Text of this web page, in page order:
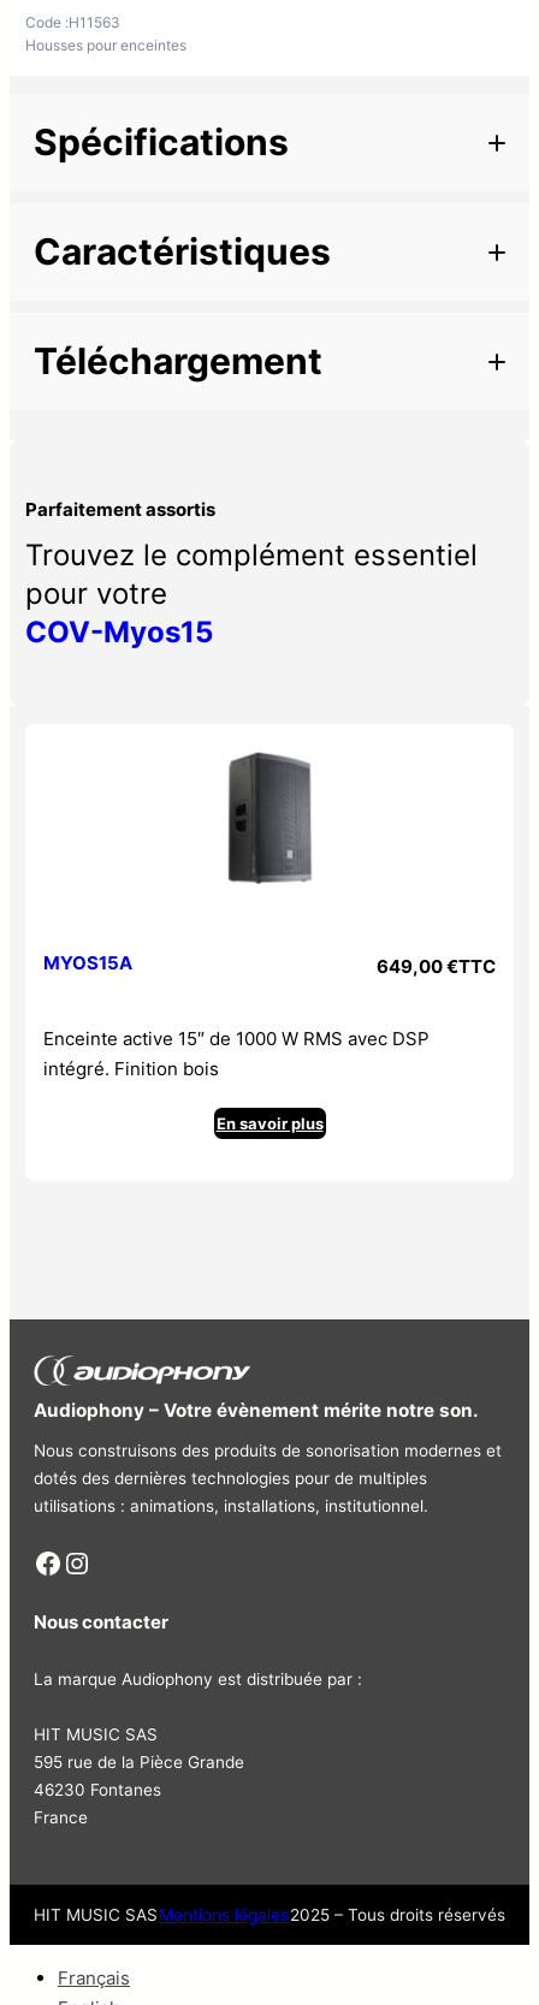
Code :H11563
Housses pour enceintes
Spécifications
Caractéristiques
Téléchargement
Parfaitement assortis
Trouvez le complément essentiel
pour votre
COV-Myos15
MYOS15A 649,00€TTC
Enceinte active 15″ de 1000 W RMS avec DSP
intégré. Finition bois
En savoir plus
Audiophony – Votre évènement mérite notre son.
Nous construisons des produits de sonorisation modernes et
dotés des dernières technologies pour de multiples
utilisations : animations, installations, institutionnel.
Facebook Instagram
Nous contacter
La marque Audiophony est distribuée par :
HIT MUSIC SAS
595 rue de la Pièce Grande
46230 Fontanes
France
HIT MUSIC SASMentions légales2025 – Tous droits réservés
Français